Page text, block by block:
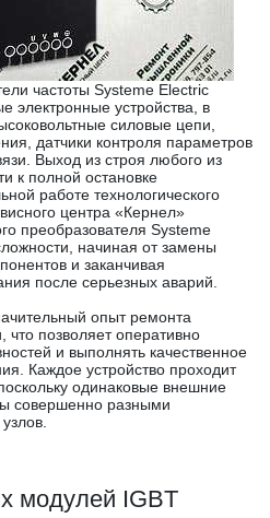
частоты Systeme Electric
электронные устройства, в
силовые цепи,
датчики контроля параметров
Выход из строя любого из
к полной остановке
работе технологического
центра «Кернел»
преобразователя Systeme
начиная от замены
и заканчивая
после серьезных аварий.
опыт ремонта
позволяет оперативно
и выполнять качественное
Каждое устройство проходит
одинаковые внешние
совершенно разными
модулей IGBT